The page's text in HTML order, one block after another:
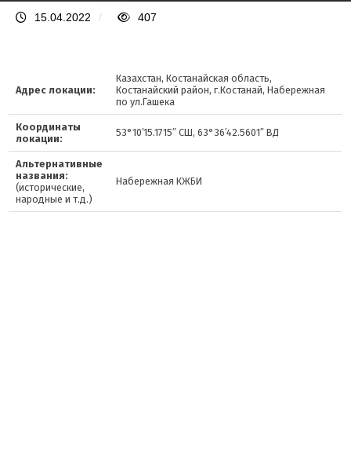
15.04.2022 / 407
Адрес локации:
Казахстан, Костанайская область,
Костанайский район, г.Костанай, Набережная
по ул.Гашека
Координаты
локации:
53°10′15.1715″ СШ, 63°36′42.5601″ ВД
Альтернативные
названия:
(исторические,
народные и т.д.)
Набережная КЖБИ